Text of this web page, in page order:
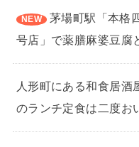
茅場町駅「本格
号店」で薬膳麻婆豆腐
人形町にある和食居酒
のランチ定食は二度お